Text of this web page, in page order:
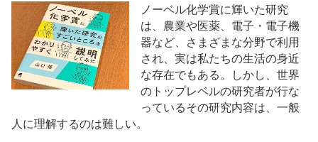
ノーベル化学賞に輝いた研究
は、農業や医薬、電子・電子機
器など、さまざまな分野で利用
され、実は私たちの生活の身近
な存在でもある。しかし、世界
のトップレベルの研究者が行な
っているその研究内容は、一般
人に理解するのは難しい。